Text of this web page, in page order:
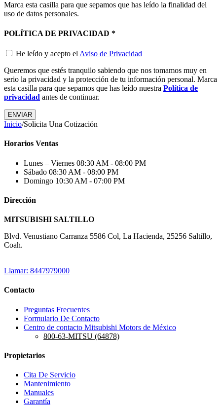
Marca esta casilla para que sepamos que has leído la finalidad del
uso de datos personales.
POLÍTICA DE PRIVACIDAD *
He leído y acepto el Aviso de Privacidad
Queremos que estés tranquilo sabiendo que nos tomamos muy en
serio la privacidad y la protección de tu información personal. Marca
esta casilla para que sepamos que has leído nuestra Política de
privacidad antes de continuar.
Inicio/Solicita Una Cotización
Horarios Ventas
Lunes – Viernes 08:30 AM - 08:00 PM
Sábado 08:30 AM - 08:00 PM
Domingo 10:30 AM - 07:00 PM
Dirección
MITSUBISHI SALTILLO
Blvd. Venustiano Carranza 5586 Col, La Hacienda, 25256 Saltillo,
Coah.
Llamar: 8447979000
Contacto
Preguntas Frecuentes
Formulario De Contacto
Centro de contacto Mitsubishi Motors de México
800-63-MITSU (64878)
Propietarios
Cita De Servicio
Mantenimiento
Manuales
Garantía